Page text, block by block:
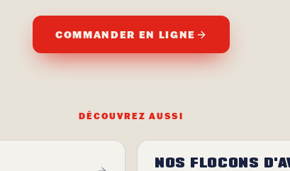
COMMANDER EN LIGNE
DÉCOUVREZ AUSSI
NOS FLOCONS